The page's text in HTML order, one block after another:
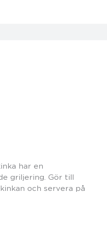
har en
griljering. Gör till
och servera på